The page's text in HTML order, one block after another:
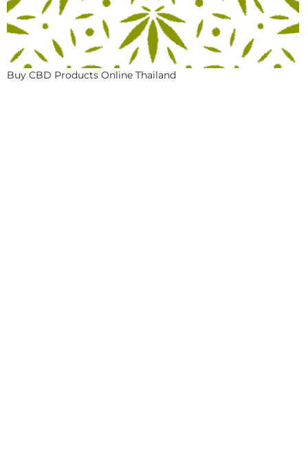
Buy CBD Products Online Thailand